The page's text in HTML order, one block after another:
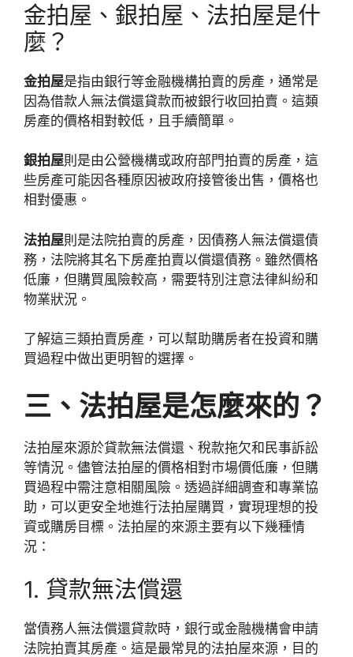
金拍屋、銀拍屋、法拍屋是什
麼？
金拍屋是指由銀行等金融機構拍賣的房產，通常是
因為借款人無法償還貸款而被銀行收回拍賣。這類
房產的價格相對較低，且手續簡單。
銀拍屋則是由公營機構或政府部門拍賣的房產，這
些房產可能因各種原因被政府接管後出售，價格也
相對優惠。
法拍屋則是法院拍賣的房產，因債務人無法償還債
務，法院將其名下房產拍賣以償還債務。雖然價格
低廉，但購買風險較高，需要特別注意法律糾紛和
物業狀況。
了解這三類拍賣房產，可以幫助購房者在投資和購
買過程中做出更明智的選擇。
三、法拍屋是怎麼來的？
法拍屋來源於貸款無法償還、稅款拖欠和民事訴訟
等情況。儘管法拍屋的價格相對市場價低廉，但購
買過程中需注意相關風險。透過詳細調查和專業協
助，可以更安全地進行法拍屋購買，實現理想的投
資或購房目標。法拍屋的來源主要有以下幾種情
況：
1. 貸款無法償還
當債務人無法償還貸款時，銀行或金融機構會申請
法院拍賣其房產。這是最常見的法拍屋來源，目的